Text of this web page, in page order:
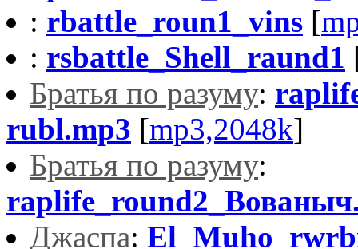
: rbattle_roun1_vins [
: rsbattle_Shell_raund1
Братья по разуму:
rubl.mp3 [mp3,2048k]
Братья по разуму:
Джacпa: